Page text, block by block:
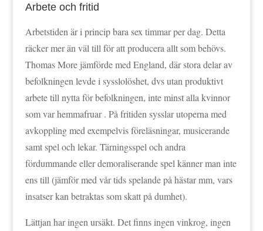
Arbete och fritid
Arbetstiden är i princip bara sex timmar per dag. Detta
räcker mer än väl till för att producera allt som behövs.
Thomas More jämförde med England, där stora delar av
befolkningen levde i sysslolöshet, dvs utan produktivt
arbete till nytta för befolkningen, inte minst alla kvinnor
som var hemmafruar . På fritiden sysslar utoperna med
avkoppling med exempelvis föreläsningar, musicerande
samt spel och lekar. Tärningsspel och andra
fördummande eller demoraliserande spel känner man inte
ens till (jämför med vår tids spelande på hästar mm, vars
insatser kan betraktas som skatt på dumhet).
Lättjan har ingen ursäkt. Det finns ingen vinkrog, ingen